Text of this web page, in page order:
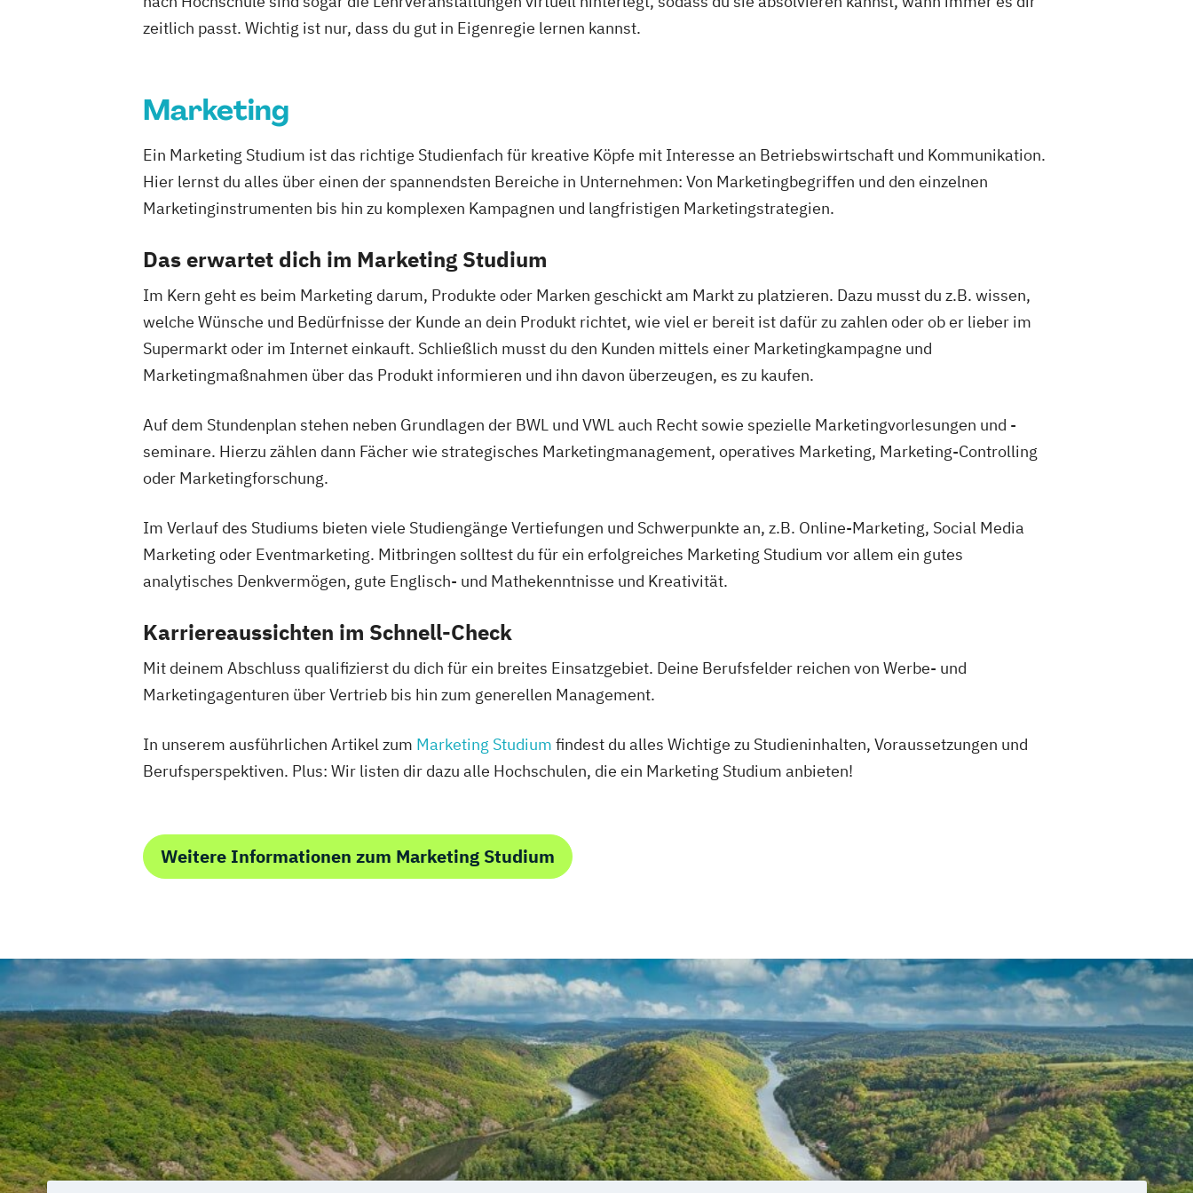
zeitlich passt. Wichtig ist nur, dass du gut in Eigenregie lernen kannst.
Marketing
Ein Marketing Studium ist das richtige Studienfach für kreative Köpfe mit Interesse an Betriebswirtschaft und Kommunikation.
Hier lernst du alles über einen der spannendsten Bereiche in Unternehmen: Von Marketingbegriffen und den einzelnen
Marketinginstrumenten bis hin zu komplexen Kampagnen und langfristigen Marketingstrategien.
Das erwartet dich im Marketing Studium
Im Kern geht es beim Marketing darum, Produkte oder Marken geschickt am Markt zu platzieren. Dazu musst du z.B. wissen,
welche Wünsche und Bedürfnisse der Kunde an dein Produkt richtet, wie viel er bereit ist dafür zu zahlen oder ob er lieber im
Supermarkt oder im Internet einkauft. Schließlich musst du den Kunden mittels einer Marketingkampagne und
Marketingmaßnahmen über das Produkt informieren und ihn davon überzeugen, es zu kaufen.
Auf dem Stundenplan stehen neben Grundlagen der BWL und VWL auch Recht sowie spezielle Marketingvorlesungen und -
seminare. Hierzu zählen dann Fächer wie strategisches Marketingmanagement, operatives Marketing, Marketing-Controlling
oder Marketingforschung.
Im Verlauf des Studiums bieten viele Studiengänge Vertiefungen und Schwerpunkte an, z.B. Online-Marketing, Social Media
Marketing oder Eventmarketing. Mitbringen solltest du für ein erfolgreiches Marketing Studium vor allem ein gutes
analytisches Denkvermögen, gute Englisch- und Mathekenntnisse und Kreativität.
Karriereaussichten im Schnell-Check
Mit deinem Abschluss qualifizierst du dich für ein breites Einsatzgebiet. Deine Berufsfelder reichen von Werbe- und
Marketingagenturen über Vertrieb bis hin zum generellen Management.
In unserem ausführlichen Artikel zum Marketing Studium findest du alles Wichtige zu Studieninhalten, Voraussetzungen und
Berufsperspektiven. Plus: Wir listen dir dazu alle Hochschulen, die ein Marketing Studium anbieten!
Weitere Informationen zum Marketing Studium